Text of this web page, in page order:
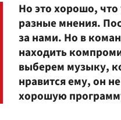
Но это хорошо,
разные мнения.
за нами. Но в
находить
выберем музыку,
нравится ему, он
хорошую